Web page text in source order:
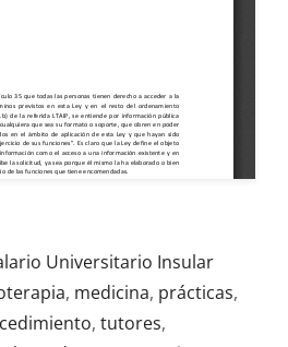
Universitario Insular
, medicina, prácticas,
, tutores,